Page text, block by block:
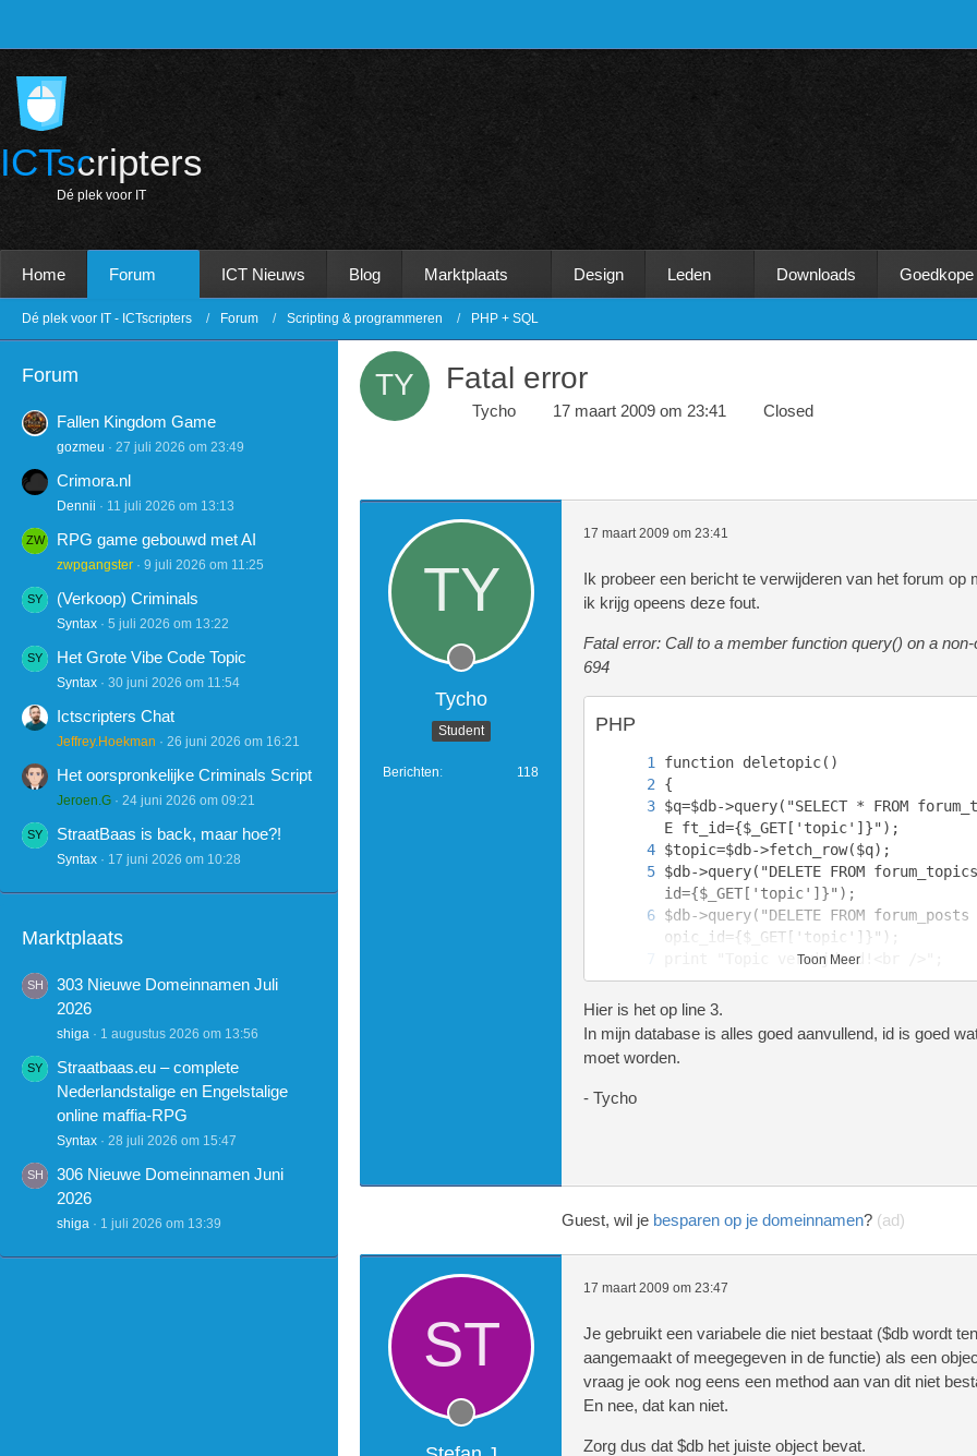
ICTscripters
Dé p e k voor T
Home Forum ICT Nieuws Blog Marktplaats Design Leden Downloads
Dé plek voor IT - ICTscripters Forum Scripting & programmeren PHP + SQL
Forum
Fallen Kingdom Game
gozmeu 27 juli 2026 om 23:49
Crimora.nl
Dennii 11 juli 2026 om 13:13
RPG game gebouwd met AI
zwpgangster 9 juli 2026 om 11:25
(Verkoop) Criminals
Syntax 5 juli 2026 om 13:22
Het Grote Vibe Code Topic
Syntax 30 juni 2026 om 11:54
Ictscripters Chat
Jeffrey.Hoekman 26 juni 2026 om 16:21
Het oorspronkelijke Criminals Script
Jeroen.G 24 juni 2026 om 09:21
StraatBaas is back, maar hoe?!
Syntax 17 juni 2026 om 10:28
Marktplaats
303 Nieuwe Domeinnamen Juli
2026
shiga 1 augustus 2026 om 13:56
Straatbaas.eu – complete
Nederlandstalige en Engelstalige
online maffia-RPG
Syntax 28 juli 2026 om 15:47
306 Nieuwe Domeinnamen Juni
2026
shiga 1 juli 2026 om 13:39
Fatal error
Tycho 17 maart 2009 om 23:41 Closed
Tycho
Student
Berichten 118
17 maart 2009 om 23:41
Ik probeer een bericht te verwijderen van het forum op
ik krijg opeens deze fout.
Fatal error: Call to a member function query() on a
694
PHP
$q=$db->query("SELECT * FROM
$db->query("DELETE FROM forum_topics
$db->query("DELETE FROM forum_posts
stafflog_add("Verwijderde topic
Toon Meer
Hier is het op line 3.
In mijn database is alles goed aanvullend, id is goed
moet worden.
- Tycho
Guest, wil je besparen op je domeinnamen? (ad)
17 maart 2009 om 23:47
Je gebruikt een variabele die niet bestaat ($db wordt
aangemaakt of meegegeven in de functie) als een
vraag je ook nog eens een method aan van dit niet
En nee, dat kan niet.
Zorg dus dat $db het juiste object bevat.